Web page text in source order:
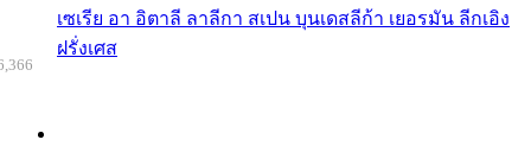
เซเรีย อา อิตาลี ลาลีกา สเปน บุนเดสลีก้า เยอรมัน ลีกเอิง
ฝรั่งเศส